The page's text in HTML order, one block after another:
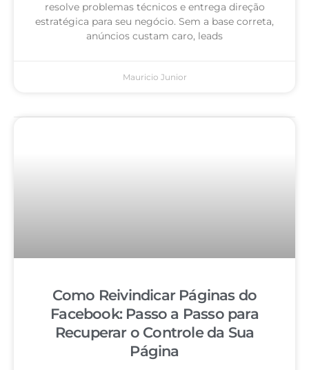
resolve problemas técnicos e entrega direção
estratégica para seu negócio. Sem a base correta,
anúncios custam caro, leads
Mauricio Junior
Como Reivindicar Páginas do
Facebook: Passo a Passo para
Recuperar o Controle da Sua
Página